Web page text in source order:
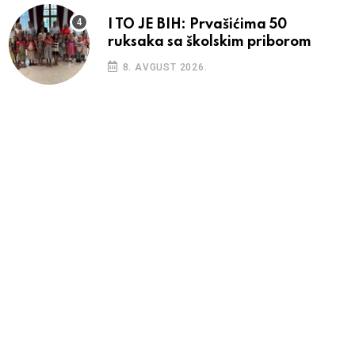
I TO JE BIH: Prvašićima 50
ruksaka sa školskim priborom
8. AVGUST 2026.